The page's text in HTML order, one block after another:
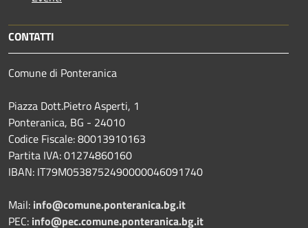
CONTATTI
Comune di Ponteranica
Piazza Dott.Pietro Asperti, 1
Ponteranica, BG - 24010
Codice Fiscale: 80013910163
Partita IVA: 01274860160
IBAN: IT79M0538752490000046091740
Mail: info@comune.ponteranica.bg.it
PEC: info@pec.comune.ponteranica.bg.it